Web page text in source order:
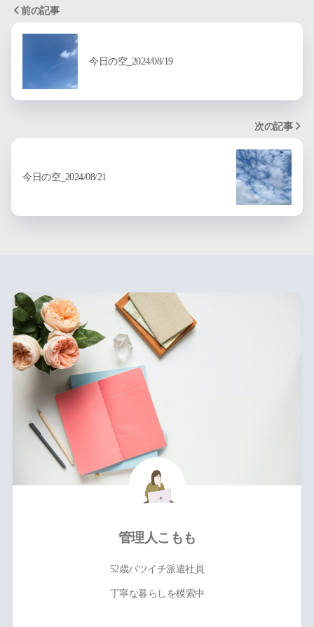
前の記事
今日の空_2024/08/19
次の記事
今日の空_2024/08/21
管理人こもも
52歳バツイチ派遣社員
丁寧な暮らしを模索中